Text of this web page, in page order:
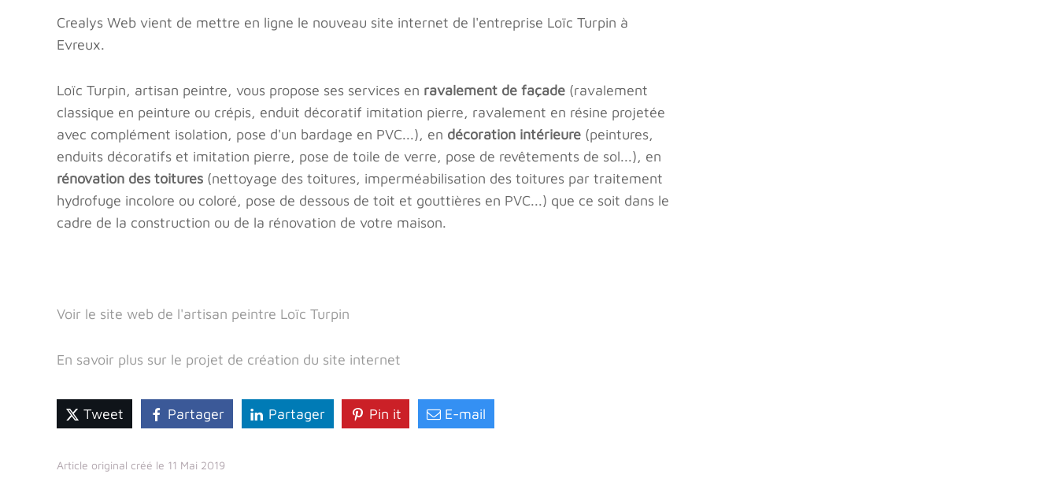
Crealys Web vient de mettre en ligne le nouveau site internet de l'entreprise Loïc Turpin à
Evreux.
Loïc Turpin, artisan peintre, vous propose ses services en ravalement de façade (ravalement
classique en peinture ou crépis, enduit décoratif imitation pierre, ravalement en résine projetée
avec complément isolation, pose d'un bardage en PVC...), en décoration intérieure (peintures,
enduits décoratifs et imitation pierre, pose de toile de verre, pose de revêtements de sol...), en
rénovation des toitures (nettoyage des toitures, imperméabilisation des toitures par traitement
hydrofuge incolore ou coloré, pose de dessous de toit et gouttières en PVC...) que ce soit dans le
cadre de la construction ou de la rénovation de votre maison.
Voir le site web de l'artisan peintre Loïc Turpin
En savoir plus sur le projet de création du site internet
Tweet Partager Partager Pin it E-mail
Article original créé le 11 Mai 2019